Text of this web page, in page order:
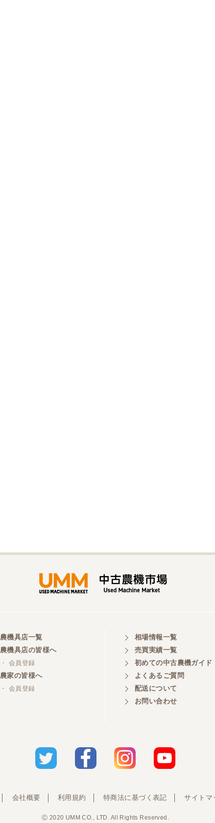
農機具店一覧
農機具店の皆様へ
・ 会員登録
農家の皆様へ
・ 会員登録
相場情報一覧
売買実績一覧
初めての中古農機ガイド
よくあるご質問
配送について
お問い合わせ
会社概要 利用規約 特商法に基づく表記 サイトマ
Ⓒ 2020 UMM CO., LTD. All Rights Reserved.